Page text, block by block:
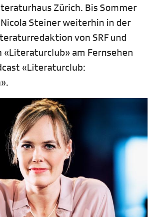
Zürich. Bis Sommer
Steiner weiterhin in der
von SRF und
am Fernsehen
«Literaturclub: